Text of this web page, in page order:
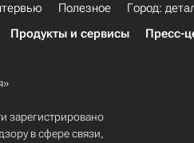
Полезное
Город:
Продукты и сервисы Пресс-
зарегистрировано
в сфере связи,